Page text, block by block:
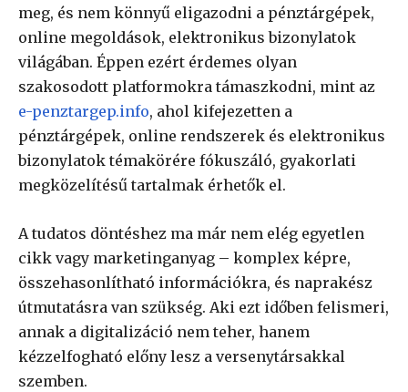
meg, és nem könnyű eligazodni a pénztárgépek,
online megoldások, elektronikus bizonylatok
világában. Éppen ezért érdemes olyan
szakosodott platformokra támaszkodni, mint az
e-penztargep.info, ahol kifejezetten a
pénztárgépek, online rendszerek és elektronikus
bizonylatok témakörére fókuszáló, gyakorlati
megközelítésű tartalmak érhetők el.
A tudatos döntéshez ma már nem elég egyetlen
cikk vagy marketinganyag – komplex képre,
összehasonlítható információkra, és naprakész
útmutatásra van szükség. Aki ezt időben felismeri,
annak a digitalizáció nem teher, hanem
kézzelfogható előny lesz a versenytársakkal
szemben.